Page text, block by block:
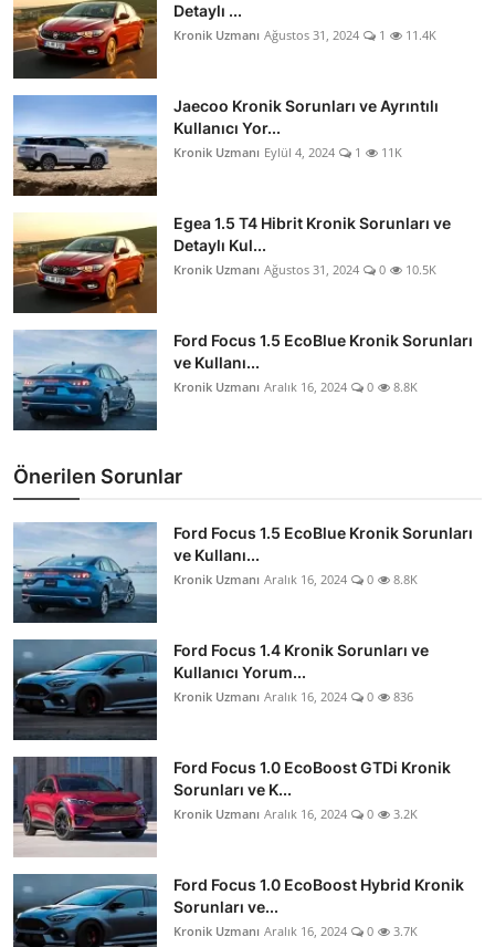
Detaylı ...
Kronik Uzmanı Ağustos 31, 2024 1 11.4K
Jaecoo Kronik Sorunları ve Ayrıntılı
Kullanıcı Yor...
Kronik Uzmanı Eylül 4, 2024 1 11K
Egea 1.5 T4 Hibrit Kronik Sorunları ve
Detaylı Kul...
Kronik Uzmanı Ağustos 31, 2024 0 10.5K
Ford Focus 1.5 EcoBlue Kronik Sorunları
ve Kullanı...
Kronik Uzmanı Aralık 16, 2024 0 8.8K
Önerilen Sorunlar
Ford Focus 1.5 EcoBlue Kronik Sorunları
ve Kullanı...
Kronik Uzmanı Aralık 16, 2024 0 8.8K
Ford Focus 1.4 Kronik Sorunları ve
Kullanıcı Yorum...
Kronik Uzmanı Aralık 16, 2024 0 836
Ford Focus 1.0 EcoBoost GTDi Kronik
Sorunları ve K...
Kronik Uzmanı Aralık 16, 2024 0 3.2K
Ford Focus 1.0 EcoBoost Hybrid Kronik
Sorunları ve...
Kronik Uzmanı Aralık 16, 2024 0 3.7K